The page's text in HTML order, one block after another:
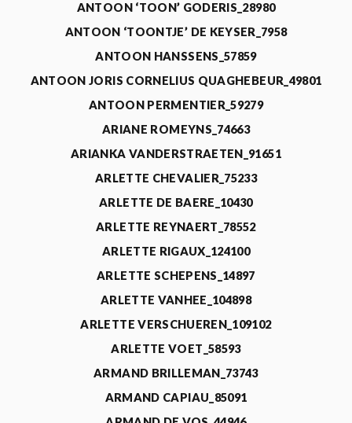
ANTOON ‘TOON’ GODERIS_28980
ANTOON ‘TOONTJE’ DE KEYSER_7958
ANTOON HANSSENS_57859
ANTOON JORIS CORNELIUS QUAGHEBEUR_49801
ANTOON PERMENTIER_59279
ARIANE ROMEYNS_74663
ARIANKA VANDERSTRAETEN_91651
ARLETTE CHEVALIER_75233
ARLETTE DE BAERE_10430
ARLETTE REYNAERT_78552
ARLETTE RIGAUX_124100
ARLETTE SCHEPENS_14897
ARLETTE VANHEE_104898
ARLETTE VERSCHUEREN_109102
ARLETTE VOET_58593
ARMAND BRILLEMAN_73743
ARMAND CAPIAU_85091